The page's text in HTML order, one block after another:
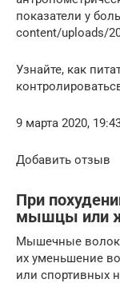
показатели у
content/uploads/
Узнайте, как
9 марта 2020,
Добавить отзыв
При
мышцы или
Мышечные
их уменьшение
или спортивных